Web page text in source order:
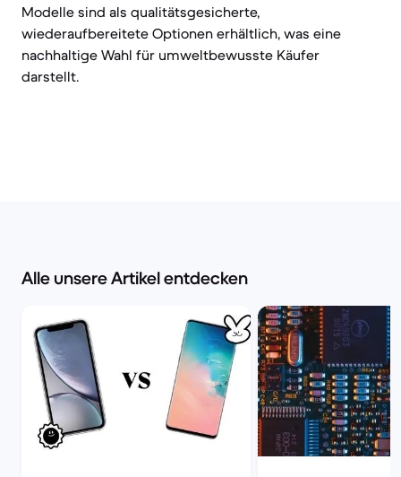
Modelle sind als qualitätsgesicherte,
wiederaufbereitete Optionen erhältlich, was eine
nachhaltige Wahl für umweltbewusste Käufer
darstellt.
Alle unsere Artikel entdecken